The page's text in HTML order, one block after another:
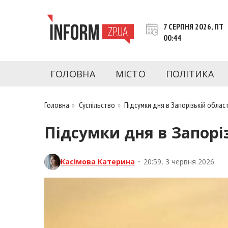
INFORM.ZP.UA – це інформаційний
Запоріжжя та Запорізької області на день.
7 СЕРПНЯ 2026, ПТ
00:44
ГОЛОВНА МІСТО ПОЛІТИКА
Головна » Суспільство »Підсумки дня в Запорізькій
Підсумки дня в
Касімова Катерина • 20:59, 3 червня 2026